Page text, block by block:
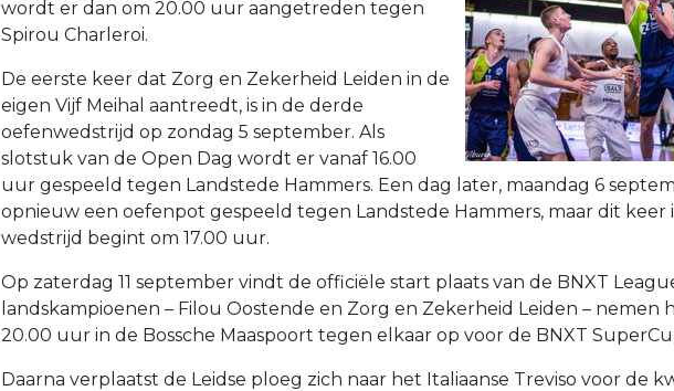
wordt er dan om 20.00 uur aangetreden tegen
Spirou Charleroi.
De eerste keer dat Zorg en Zekerheid Leiden in de
eigen Vijf Meihal aantreedt, is in de derde
oefenwedstrijd op zondag 5 september. Als
slotstuk van de Open Dag wordt er vanaf 16.00
uur gespeeld tegen Landstede Hammers. Een dag later, maandag 6
opnieuw een oefenpot gespeeld tegen Landstede Hammers, maar dit keer
wedstrijd begint om 17.00 uur.
Op zaterdag 11 september vindt de officiële start plaats van de BNXT
landskampioenen – Filou Oostende en Zorg en Zekerheid Leiden – nemen
20.00 uur in de Bossche Maaspoort tegen elkaar op voor de BNXT
Daarna verplaatst de Leidse ploeg zich naar het Italiaanse Treviso voor de